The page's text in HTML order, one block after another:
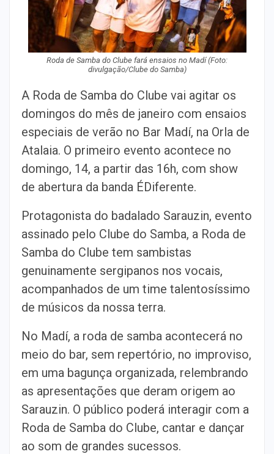
Roda de Samba do Clube fará ensaios no Madí (Foto:
divulgação/Clube do Samba)
A Roda de Samba do Clube vai agitar os
domingos do mês de janeiro com ensaios
especiais de verão no Bar Madí, na Orla de
Atalaia. O primeiro evento acontece no
domingo, 14, a partir das 16h, com show
de abertura da banda ÉDiferente.
Protagonista do badalado Sarauzin, evento
assinado pelo Clube do Samba, a Roda de
Samba do Clube tem sambistas
genuinamente sergipanos nos vocais,
acompanhados de um time talentosíssimo
de músicos da nossa terra.
No Madí, a roda de samba acontecerá no
meio do bar, sem repertório, no improviso,
em uma bagunça organizada, relembrando
as apresentações que deram origem ao
Sarauzin. O público poderá interagir com a
Roda de Samba do Clube, cantar e dançar
ao som de grandes sucessos.